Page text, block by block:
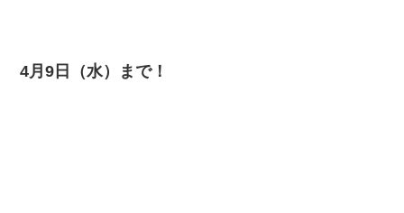
4月9日（水）まで！